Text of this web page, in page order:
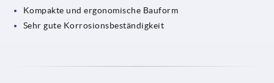
Kompakte und ergonomische Bauform
Sehr gute Korrosionsbeständigkeit